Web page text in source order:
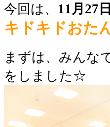
今回は、 11月27
キドキドおた
まずは、みんな
をしました☆